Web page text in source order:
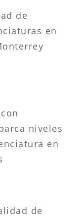
de
en
niveles
en
de